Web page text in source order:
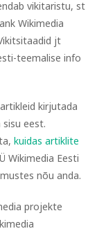
vikitaristu, st
Wikimedia
jt
teemalise info
kirjutada
eest.
kuidas artiklite
Wikimedia Eesti
nõu anda.
projekte